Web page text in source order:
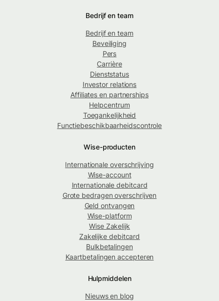
Bedrijf en team
Bedrijf en team
Beveiliging
Pers
Carrière
Dienststatus
Investor relations
Affiliates en partnerships
Helpcentrum
Toegankelijkheid
Functiebeschikbaarheidscontrole
Wise-producten
Internationale overschrijving
Wise-account
Internationale debitcard
Grote bedragen overschrijven
Geld ontvangen
Wise-platform
Wise Zakelijk
Zakelijke debitcard
Bulkbetalingen
Kaartbetalingen accepteren
Hulpmiddelen
Nieuws en blog